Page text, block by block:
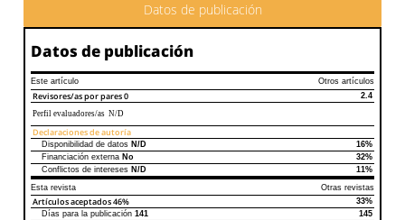
Datos de publicación
Datos de publicación
Este artículo Otros artículos
Revisores/as por pares0
2.4
Perfil evaluadores/as N/D
Declaraciones de autoría
Declaraciones de autoríaEste artículo
Disponibilidad de datos N/D
16%
Financiación externa No
32%
Conflictos de intereses N/D
11%
Esta revista
Otras revistas
Artículos aceptados46%
33%
Días para la publicación141 145